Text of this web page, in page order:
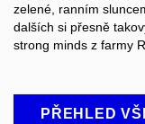
zelené, ranním
dalších si přesně
strong minds z farmy
PŘEHLED